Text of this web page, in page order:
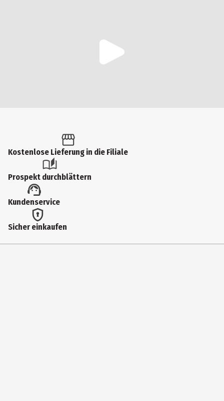
Kostenlose Lieferung in die Filiale
Prospekt durchblättern
Kundenservice
Sicher einkaufen